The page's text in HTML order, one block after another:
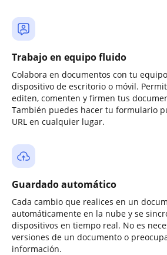
Trabajo en equipo fluido
Colabora en documentos con tu
dispositivo de escritorio o móvil.
editen, comenten y firmen tus
También puedes hacer tu formulario
URL en cualquier lugar.
Guardado automático
Cada cambio que realices en un
automáticamente en la nube y se
dispositivos en tiempo real. No es
versiones de un documento o
información.